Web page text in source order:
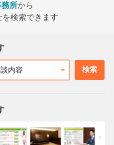
所から
検索できます
内容 検索